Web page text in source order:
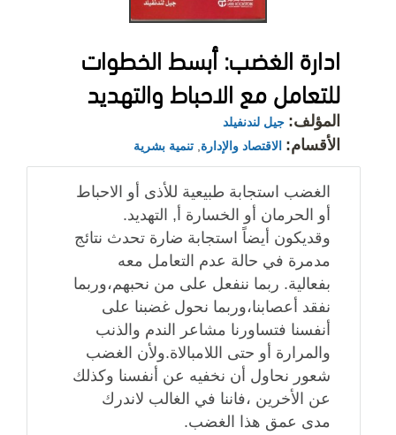
ادارة الغضب: أبسط الخطوات
للتعامل مع الاحباط والتهديد
المؤلف: جيل لندنفيلد
الأقسام: الاقتصاد والإدارة, تنمية بشرية
الغضب استجابة طبيعية للأذى أو الاحباط
أو الحرمان أو الخسارة أ, التهديد.
وقديكون أيضاً استجابة ضارة تحدث نتائج
مدمرة في حالة عدم التعامل معه
بفعالية. ربما ننفعل على من نحبهم،وربما
نفقد أعصابنا،وربما نحول غضبنا على
أنفسنا فتساورنا مشاعر الندم والذنب
والمرارة أو حتى اللامبالاة.ولأن الغضب
شعور نحاول أن نخفيه عن أنفسنا وكذلك
عن الأخرين ،فاننا في الغالب لاندرك
مدى عمق هذا الغضب.